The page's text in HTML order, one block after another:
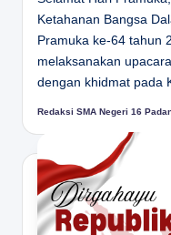
Ketahanan Bangsa
Pramuka ke-64 tahun
melaksanakan
dengan khidmat pada
Posted
Redaksi SMA Negeri 16